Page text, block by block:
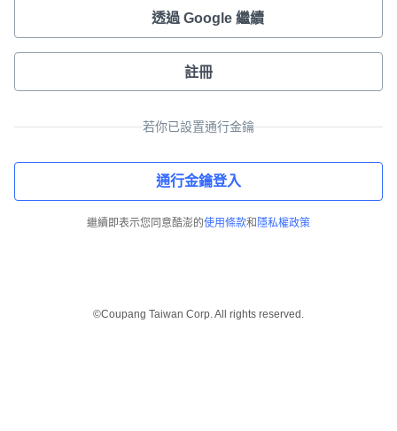
透過 Google 繼續
註冊
若你已設置通行金鑰
通行金鑰登入
繼續即表示您同意酷澎的使用條款和 隱私權政策
©Coupang Taiwan Corp. All rights reserved.